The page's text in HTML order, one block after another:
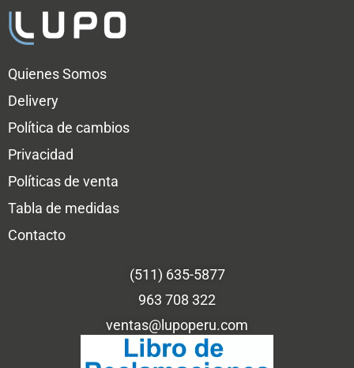
Quienes Somos
Delivery
Política de cambios
Privacidad
Políticas de venta
Tabla de medidas
Contacto
(511) 635-5877
963 708 322
ventas@lupoperu.com